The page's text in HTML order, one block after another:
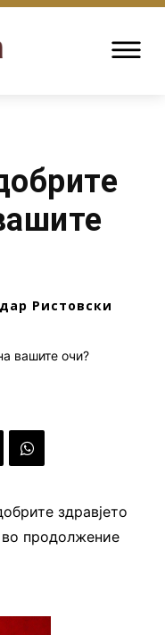
Ристовски
здравјето
во продолжение